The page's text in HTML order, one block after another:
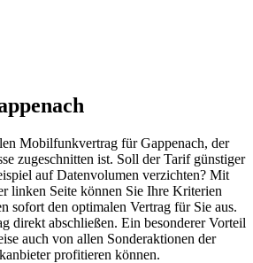
Mobilfunkvertrag für Gappenach, der
zugeschnitten ist. Soll der Tarif günstiger
auf Datenvolumen verzichten? Mit
linken Seite können Sie Ihre Kriterien
sofort den optimalen Vertrag für Sie aus.
direkt abschließen. Ein besonderer Vorteil
auch von allen Sonderaktionen der
profitieren können.